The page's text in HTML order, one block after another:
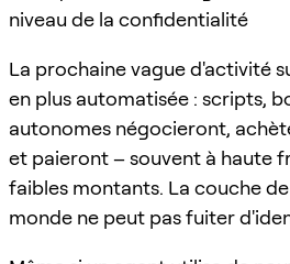
niveau de la confidentialité
La prochaine vague d'activité
en plus automatisée : scripts,
autonomes négocieront,
et paieront – souvent à haute
faibles montants. La couche
monde ne peut pas fuiter